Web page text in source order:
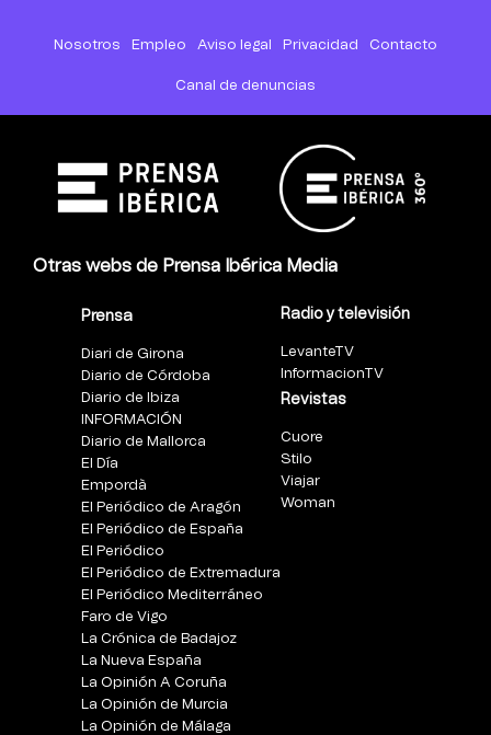
Nosotros Empleo Aviso legal Privacidad Contacto
Canal de denuncias
Otras webs de Prensa Ibérica Media
Prensa
Diari de Girona
Diario de Córdoba
Diario de Ibiza
INFORMACIÓN
Diario de Mallorca
El Día
Empordà
El Periódico de Aragón
El Periódico de España
El Periódico
El Periódico de Extremadura
El Periódico Mediterráneo
Faro de Vigo
La Crónica de Badajoz
La Nueva España
La Opinión A Coruña
La Opinión de Murcia
La Opinión de Málaga
Radio y televisión
LevanteTV
InformacionTV
Revistas
Cuore
Stilo
Viajar
Woman